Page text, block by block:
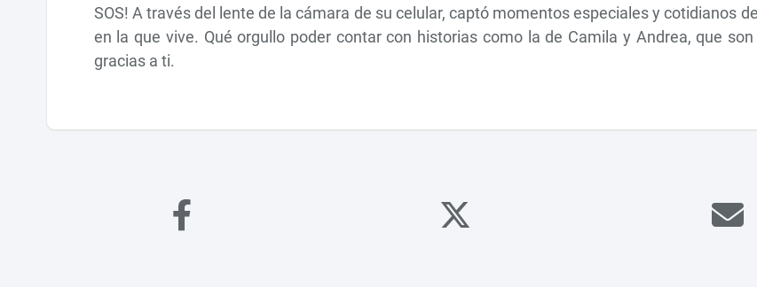
SOS! A través del lente de la cámara de su celular, captó momentos especiales y cotidianos
en la que vive. Qué orgullo poder contar con historias como la de Camila y Andrea, que
gracias a ti.